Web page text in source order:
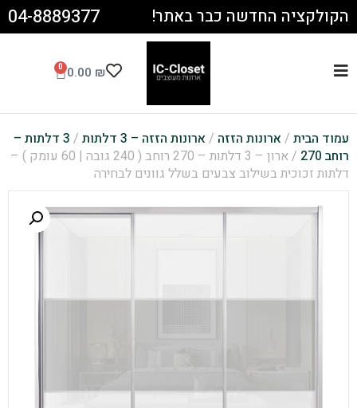
הקולקציה החדשה כבר באתר! 04-8889377
0.00 ₪
0
עמוד הבית / ארונות הזזה / ארונות הזזה – 3 דלתות /
3 דלתות –
רוחב 270
/ ארון – 3 דלתות – 270 רוחב ( 240 גובה | 60 עומק ) –
דלתות זכוכית בשילוב צבעים בשלל גוונים לבחירה